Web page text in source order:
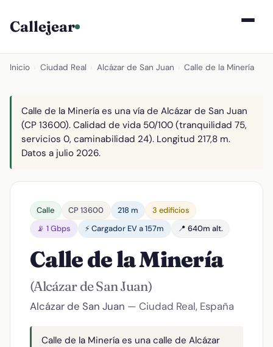
Callejear
Inicio Ciudad Real Alcázar de San Juan Calle de la Minería
Calle de la Minería es una vía de Alcázar de San Juan
(CP 13600). Calidad de vida 50/100 (tranquilidad 75,
servicios 0, caminabilidad 24). Longitud 217,8 m.
Datos a julio 2026.
Calle CP 13600 218 m
3 edificios
📡 1 Gbps
⚡ Cargador EV a 157m 📍 640m alt.
Calle de la Minería
(Alcázar de San Juan)
Alcázar de San Juan — Ciudad Real, España
Calle de la Minería es una calle de Alcázar